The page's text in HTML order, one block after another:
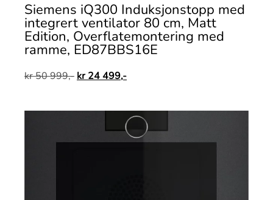
Siemens iQ300 Induksjonstopp med
integrert ventilator 80 cm, Matt
Edition, Overflatemontering med
ramme, ED87BBS16E
kr50 999,- kr24 499,-